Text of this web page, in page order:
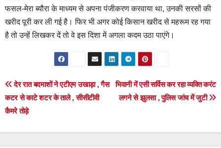
फसल-मेरा ब्यौरा के माध्यम से अपना पंजीकरण करवाया था, उनकी सरसों की
खरीद पूरी कर ली गई है। फिर भी अगर कोई किसान खरीद से महरूम रह गया
है तो उन्हें लिखकर दें तो वे इस दिशा में अगला कदम उठा पाएंगे।
Post
navigation
भिवानी में एसी सर्विस कर रहा व्यक्ति करंट
लगने से झुलसा , पुलिस जांच में जुटी
देर रात बदमाशों ने एटीएम उखाड़ा , गैस
कटर से काटे शटर के ताले , सीसीटीवी
कैमरे तोड़े